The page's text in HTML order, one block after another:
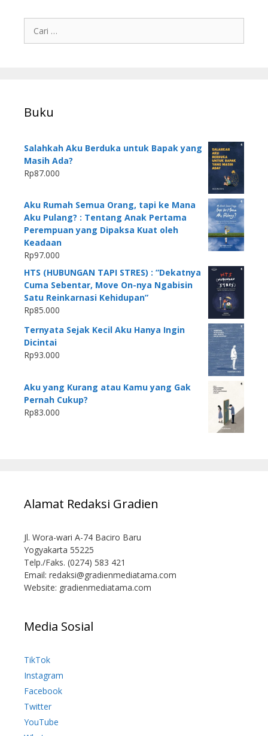
Buku
Salahkah Aku Berduka untuk Bapak yang
Masih Ada?
Rp87.000
Aku Rumah Semua Orang, tapi ke Mana
Aku Pulang? : Tentang Anak Pertama
Perempuan yang Dipaksa Kuat oleh
Keadaan
Rp97.000
HTS (HUBUNGAN TAPI STRES) : “Dekatnya
Cuma Sebentar, Move On-nya Ngabisin
Satu Reinkarnasi Kehidupan”
Rp85.000
Ternyata Sejak Kecil Aku Hanya Ingin
Dicintai
Rp93.000
Aku yang Kurang atau Kamu yang Gak
Pernah Cukup?
Rp83.000
Alamat Redaksi Gradien
Jl. Wora-wari A-74 Baciro Baru
Yogyakarta 55225
Telp./Faks. (0274) 583 421
Email: redaksi@gradienmediatama.com
Website: gradienmediatama.com
Media Sosial
TikTok
Instagram
Facebook
Twitter
YouTube